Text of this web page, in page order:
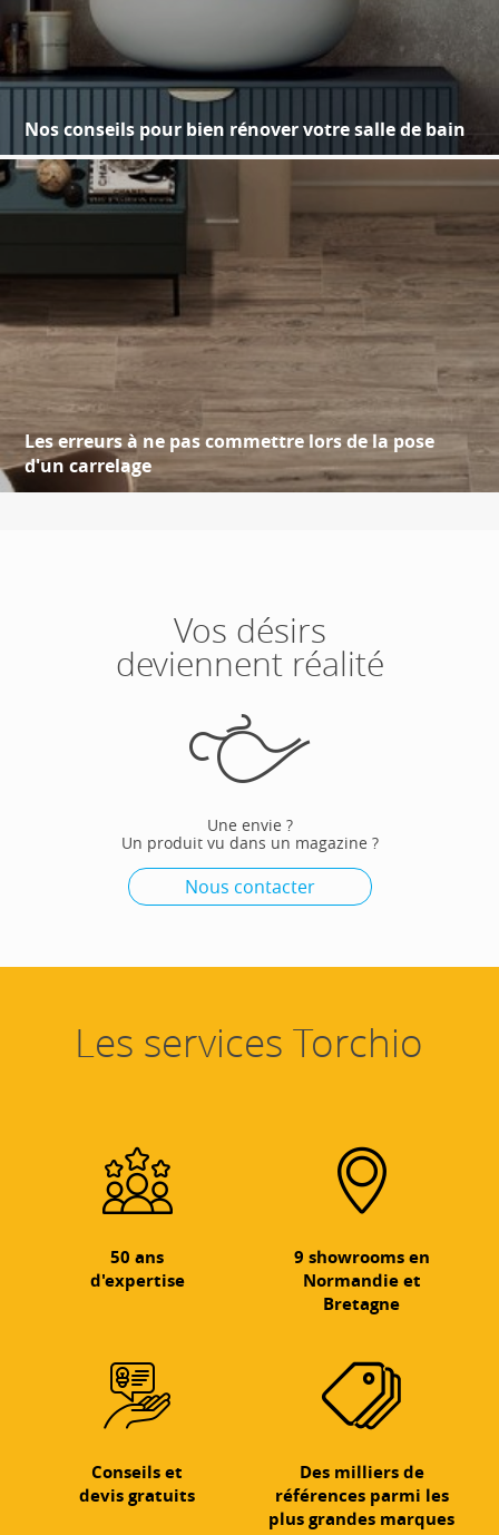
Nos conseils pour bien rénover votre salle de bain
Les erreurs à ne pas commettre lors de la pose
d'un carrelage
Vos désirs
deviennent réalité
Une envie ?
Un produit vu dans un magazine ?
Nous contacter
Les services Torchio
50 ans
d'expertise
9 showrooms en
Normandie et
Bretagne
Conseils et
devis gratuits
Des milliers de
références parmi les
plus grandes marques